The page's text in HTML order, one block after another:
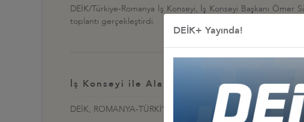
DEİK/Türkiye-Romanya İş Konseyi, İş Konseyi Başkanı Ömer
toplantı gerçekleştirdi.
İş Konseyi ile Alakalı Diğer Etkinlikler
DEİK, ROMANYA-TÜRKİYE YUVARLAK MASA TOPLANTISINI
DEİK+ Yayında!